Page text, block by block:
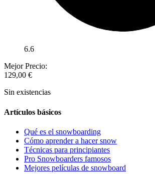
6.6
Mejor Precio:
129,00 €
Sin existencias
Artículos básicos
Qué es el snowboarding
Cómo aprender a hacer snow
Técnicas para principiantes
Pro Snowboarders famosos
Mejores películas de snowboard